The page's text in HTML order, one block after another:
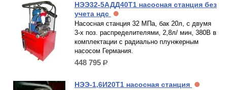
НЭЭ32-5АДД40Т1 насосная станция без
учета ндс
Насосная станция 32 МПа, бак 20л, с двумя
3-х поз. распределителями, 2,8л/ мин, 380В в
комплектации с радиально плунжерным
насосом Германия.
448 795 р.
НЭЭ-1,6И20Т1 насосная станция